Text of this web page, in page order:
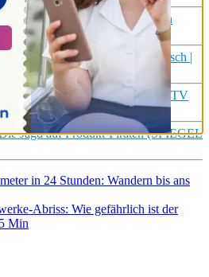
auf La Palma: Alles in
| Suzanna Randall & Harald Lesch |
Stirbt das Dorfleben aus? | Focus TV
Jagd auf Produkt-Piraten (SPIEGEL
in 24 Stunden: Wandern bis ans
Abriss: Wie gefährlich ist der
Min